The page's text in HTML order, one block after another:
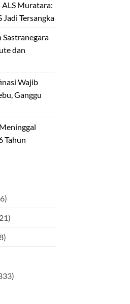
ALS Muratara:
Tersangka
Sastranegara
dan
Wajib
Ganggu
Tahun